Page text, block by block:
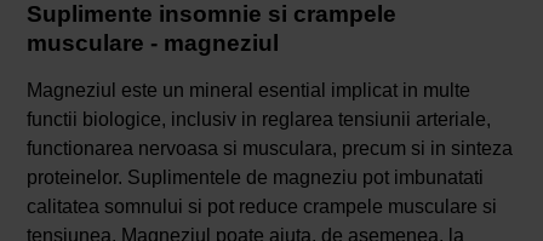
Suplimente insomnie si crampele
musculare - magneziul
Magneziul este un mineral esential implicat in multe
functii biologice, inclusiv in reglarea tensiunii arteriale,
functionarea nervoasa si musculara, precum si in sinteza
proteinelor. Suplimentele de magneziu pot imbunatati
calitatea somnului si pot reduce crampele musculare si
tensiunea. Magneziul poate ajuta, de asemenea, la